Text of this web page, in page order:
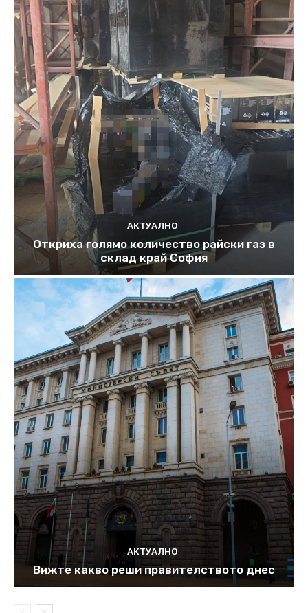
АКТУАЛНО
Откриха голямо количество райски газ в
склад край София
АКТУАЛНО
Вижте какво реши правителството днес